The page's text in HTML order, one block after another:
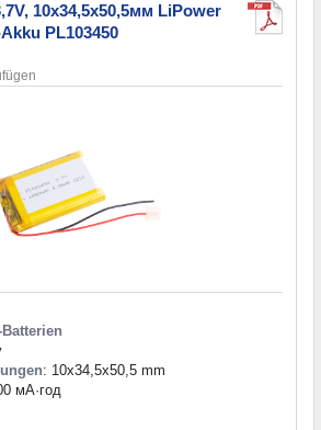
10x34,5x50,5мм LiPower
PL103450
: 10x34,5x50,5 mm
мА·год